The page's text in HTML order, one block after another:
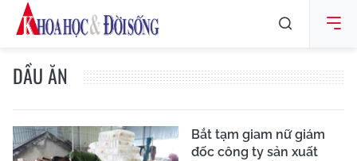
DẦU ĂN
Bắt tạm giam nữ giám
đốc công ty sản xuất